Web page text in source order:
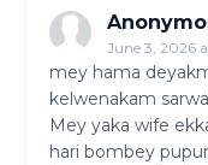
June 3, 2026
mey hama
kelwenakam
Mey yaka wife
hari bombey